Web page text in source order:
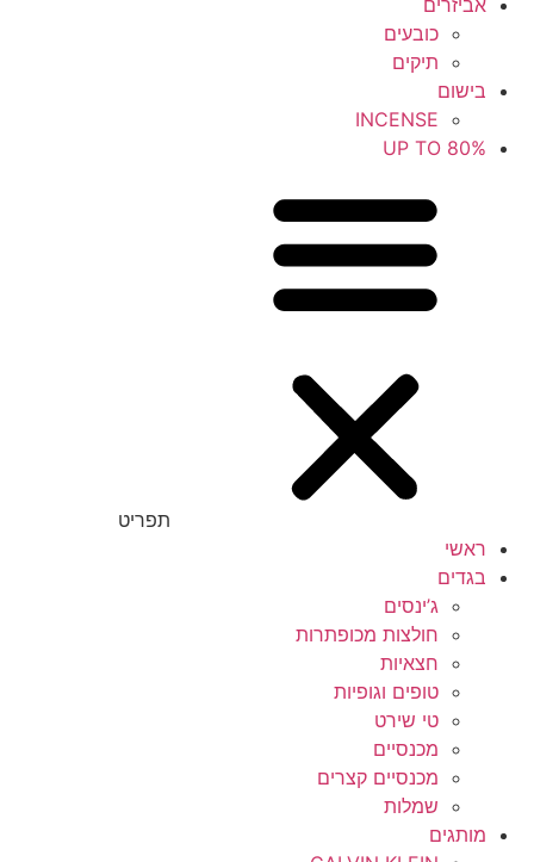
כובעים
תיקים
בישום
INCENSE
UP TO 80%
תפריט
ראשי
בגדים
ג’ינסים
חולצות מכופתרות
חצאיות
טופים וגופיות
טי שירט
מכנסיים
מכנסיים קצרים
שמלות
מותגים